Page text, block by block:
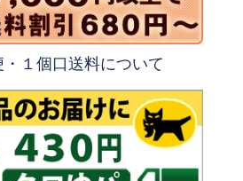
・１個口送料について